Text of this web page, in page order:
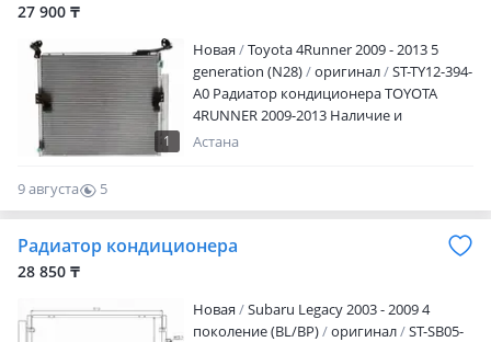
27 900 ₸
1
Новая
Toyota 4Runner 2009 - 2013 5
generation (N28)
оригинал
ST-TY12-394-
A0 Радиатор кондиционера TOYOTA
4RUNNER 2009-2013 Наличие и
актуальную цену уточняйте у
Астана
9 августа
5
0
Радиатор кондиционера
28 850 ₸
Новая
Subaru Legacy 2003 - 2009 4
поколение (BL/BP)
оригинал
ST-SB05-